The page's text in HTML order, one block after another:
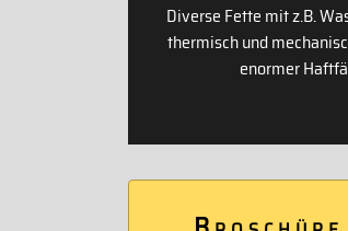
Diverse Fette mit z.B.
thermisch und
enormer